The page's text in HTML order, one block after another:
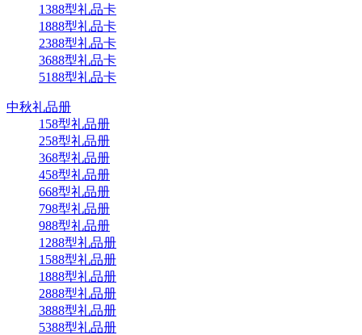
1388型礼品卡
1888型礼品卡
2388型礼品卡
3688型礼品卡
5188型礼品卡
中秋礼品册
158型礼品册
258型礼品册
368型礼品册
458型礼品册
668型礼品册
798型礼品册
988型礼品册
1288型礼品册
1588型礼品册
1888型礼品册
2888型礼品册
3888型礼品册
5388型礼品册